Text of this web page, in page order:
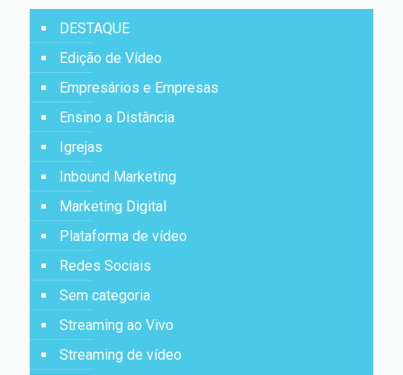
DESTAQUE
Edição de Vídeo
Empresários e Empresas
Ensino a Distância
Igrejas
Inbound Marketing
Marketing Digital
Plataforma de vídeo
Redes Sociais
Sem categoria
Streaming ao Vivo
Streaming de vídeo